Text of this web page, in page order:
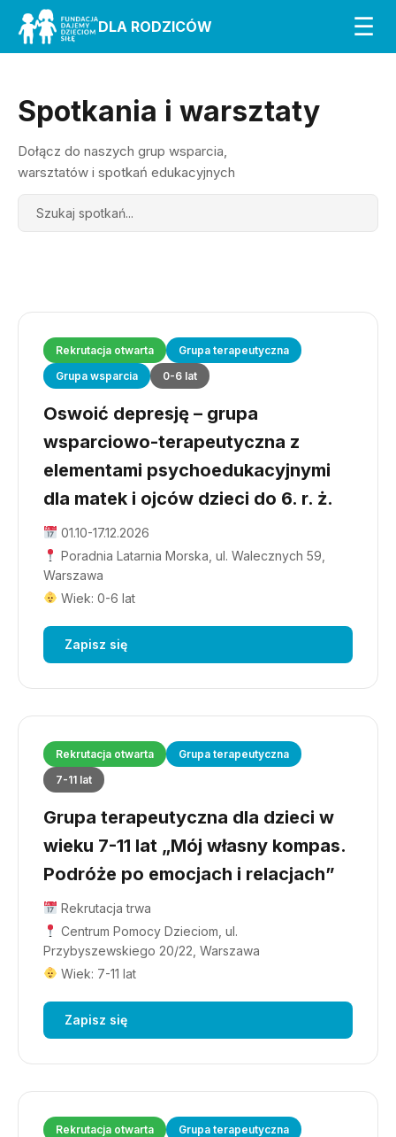
DLA RODZICÓW ☰
Spotkania i warsztaty
Dołącz do naszych grup wsparcia,
warsztatów i spotkań edukacyjnych
Search
Rekrutacja otwarta
Grupa terapeutyczna
Grupa wsparcia
0-6 lat
Oswoić depresję – grupa
wsparciowo-terapeutyczna z
elementami psychoedukacyjnymi
dla matek i ojców dzieci do 6. r. ż.
01.10-17.12.2026
Poradnia Latarnia Morska, ul. Walecznych 59,
Warszawa
Wiek: 0-6 lat
Zapisz się
Rekrutacja otwarta
Grupa terapeutyczna
7-11 lat
Grupa terapeutyczna dla dzieci w
wieku 7-11 lat „Mój własny kompas.
Podróże po emocjach i relacjach”
Rekrutacja trwa
Centrum Pomocy Dzieciom, ul.
Przybyszewskiego 20/22, Warszawa
Wiek: 7-11 lat
Zapisz się
Rekrutacja otwarta
Grupa terapeutyczna